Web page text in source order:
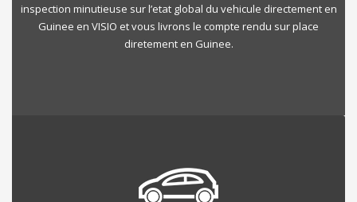
inspection minutieuse sur l’etat global du vehicule directement en
Guinee en VISIO et vous livrons le compte rendu sur place
diretement en Guinee.